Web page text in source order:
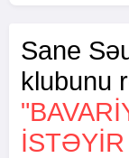
Sane
klubunu
ISTƏYIR